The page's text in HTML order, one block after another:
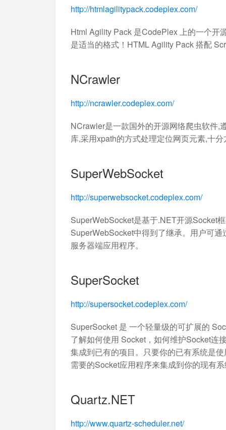
http://htmlagilitypack.codeplex.com/
Html Agility Pack 是CodePlex 上的一个开
是适当的格式！HTML Agility Pack 搭配
NCrawler
http://ncrawler.codeplex.com/
NCrawler是一款国外的开源网络爬虫软件,
库,采用xpath的方式处理定位网页元素,十
SuperWebSocket
http://superwebsocket.codeplex.com/
SuperWebSocket是基于.NET开源Socket
SuperWebSocket中得到了继承。用户可
服务器端应用程序。
SuperSocket
http://supersocket.codeplex.com/
SuperSocket 是 一个轻量级的可扩展的
了解如何使用 Socket，如何维护Socket连
集成到已有的项目。只要你的已有系统是
需要的Socket应用程序来集成到你的现有
Quartz.NET
http://www.quartz-scheduler.net/